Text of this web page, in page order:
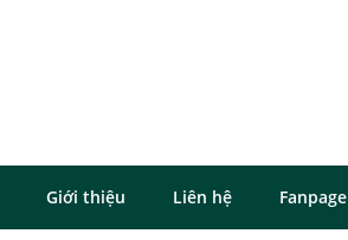
Giới thiệu Liên hệ Fanpage